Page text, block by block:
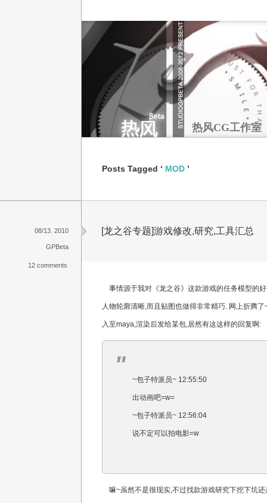
热风CG工作室
Posts Tagged ‘ MOD ’
[龙之谷专题]游戏修改,研究,工具汇总
事情源于我对《龙之谷》这款游戏的任务模型的
人物轮廓清晰,而且贴图也做得非常精巧. 网上折腾
入至maya,渲染后发给某包,居然有这这样的回复啊:
~包子特派员~ 12:55:50
出动画吧=w=
~包子特派员~ 12:56:04
说不定可以拍电影=w
嘛~虽然不是很现实,不过找款游戏研究下挖下坑
08/13. 2010
GPBeta
12 comments